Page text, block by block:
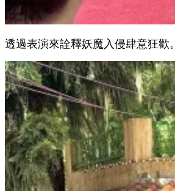
透過表演來詮釋妖魔入侵肆意狂歡。